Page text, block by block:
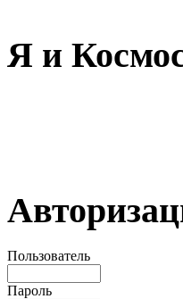
Я и
Пользователь
Пароль